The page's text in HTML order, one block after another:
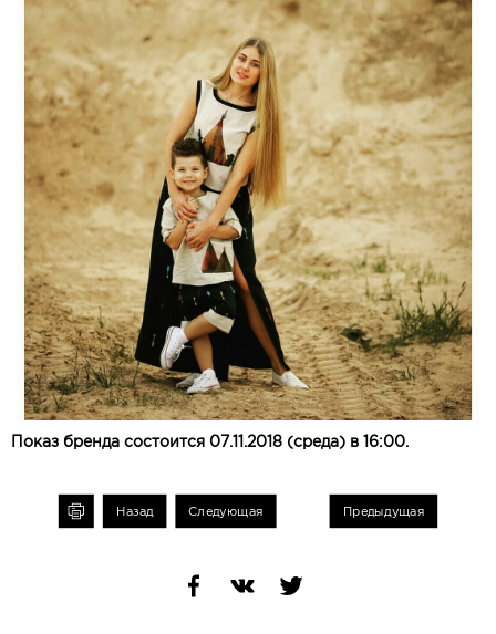
Показ бренда состоится 07.11.2018 (среда) в 16:00.
Назад Следующая Предыдущая